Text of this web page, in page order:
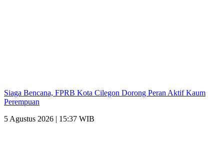
Siaga Bencana, FPRB Kota Cilegon Dorong Peran Aktif Kaum
Perempuan
5 Agustus 2026 | 15:37 WIB